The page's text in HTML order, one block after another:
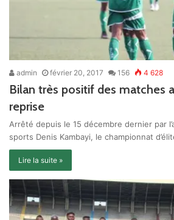
admin février 20, 2017 156 4 628
Bilan très positif des matches
reprise
Arrêté depuis le 15 décembre dernier par
sports Denis Kambayi, le championnat
Lire la suite »